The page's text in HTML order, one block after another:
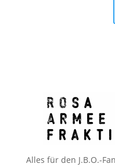
Alles für den J.B.O.-